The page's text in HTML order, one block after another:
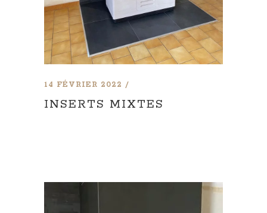
14 FÉVRIER 2022
INSERTS MIXTES